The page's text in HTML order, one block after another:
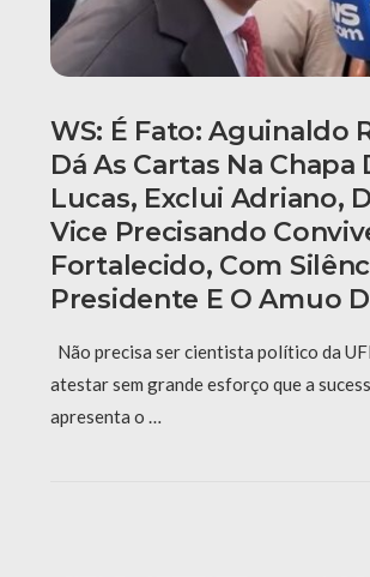
WS: É Fato: Aguinaldo
Dá As Cartas Na Chapa
Lucas, Exclui Adriano,
Vice Precisando
Fortalecido, Com
Presidente E O Amuo
Não precisa ser cientista político da
atestar sem grande esforço que a
apresenta o …